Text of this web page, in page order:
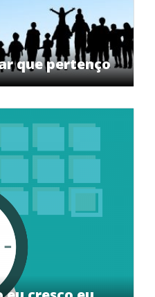
que pertenço